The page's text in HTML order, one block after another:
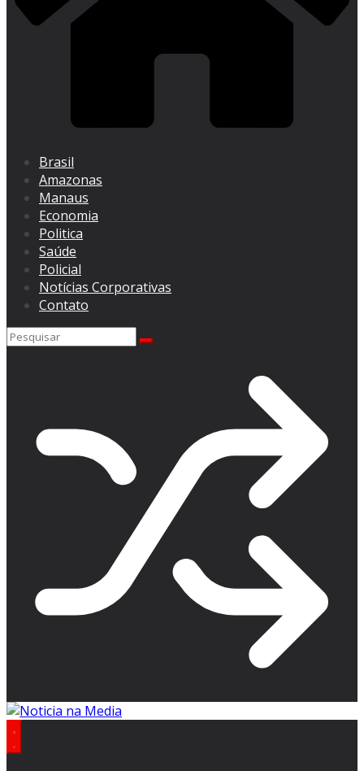
Brasil
Amazonas
Manaus
Economia
Politica
Saúde
Policial
Notícias Corporativas
Contato